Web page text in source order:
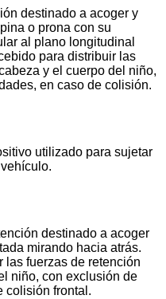
destinado a acoger y
o prona con su
al plano longitudinal
para distribuir las
y el cuerpo del niño,
en caso de colisión.
utilizado para sujetar
destinado a acoger
mirando hacia atrás.
las fuerzas de retención
niño, con exclusión de
colisión frontal.